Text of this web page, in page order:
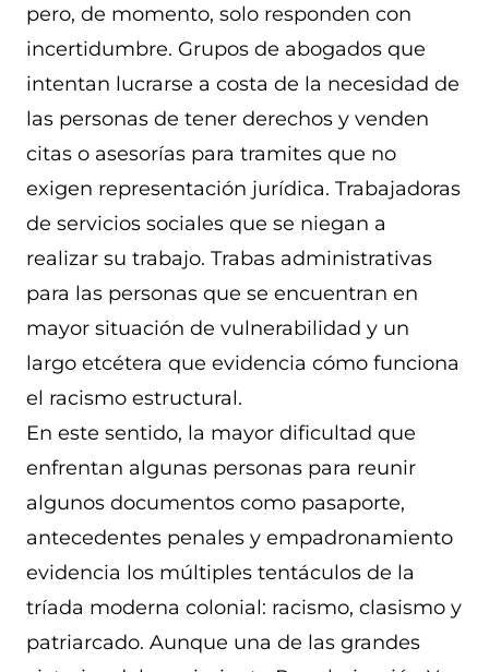
pero, de momento, solo responden con
incertidumbre. Grupos de abogados que
intentan lucrarse a costa de la necesidad de
las personas de tener derechos y venden
citas o asesorías para tramites que no
exigen representación jurídica. Trabajadoras
de servicios sociales que se niegan a
realizar su trabajo. Trabas administrativas
para las personas que se encuentran en
mayor situación de vulnerabilidad y un
largo etcétera que evidencia cómo funciona
el racismo estructural.
En este sentido, la mayor dificultad que
enfrentan algunas personas para reunir
algunos documentos como pasaporte,
antecedentes penales y empadronamiento
evidencia los múltiples tentáculos de la
tríada moderna colonial: racismo, clasismo y
patriarcado. Aunque una de las grandes